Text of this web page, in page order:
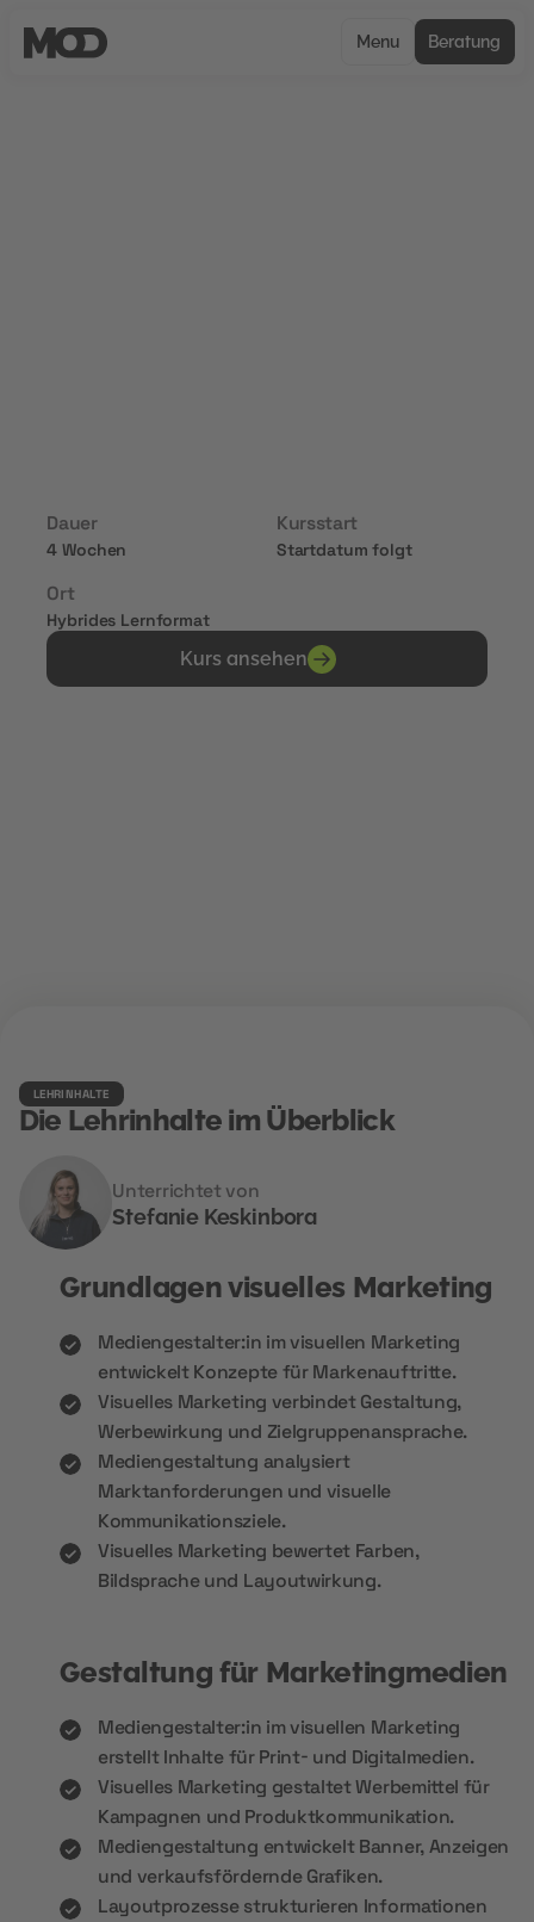
Menu Beratung
Dauer
4 Wochen
Kursstart
Startdatum folgt
Ort
Hybrides Lernformat
Kurs ansehen
LEHRINHALTE
Die Lehrinhalte im Überblick
Unterrichtet von
Stefanie Keskinbora
Grundlagen visuelles Marketing
Mediengestalter:in im visuellen Marketing
entwickelt Konzepte für Markenauftritte.
Visuelles Marketing verbindet Gestaltung,
Werbewirkung und Zielgruppenansprache.
Mediengestaltung analysiert
Marktanforderungen und visuelle
Kommunikationsziele.
Visuelles Marketing bewertet Farben,
Bildsprache und Layoutwirkung.
Gestaltung für Marketingmedien
Mediengestalter:in im visuellen Marketing
erstellt Inhalte für Print- und Digitalmedien.
Visuelles Marketing gestaltet Werbemittel für
Kampagnen und Produktkommunikation.
Mediengestaltung entwickelt Banner, Anzeigen
und verkaufsfördernde Grafiken.
Layoutprozesse strukturieren Informationen